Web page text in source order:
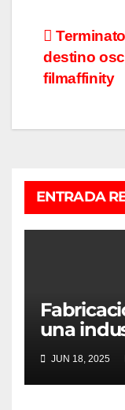
de
destino
filmaffinity
ENTRADA
una
JUN 18, 2025